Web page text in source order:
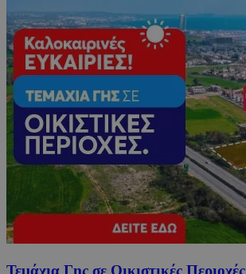
Τεμάχια Γης σε Οικιστικές Περιοχές